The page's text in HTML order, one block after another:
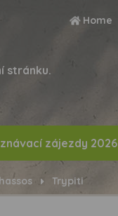
Home
stránku.
zájezdy 2026
Trypiti